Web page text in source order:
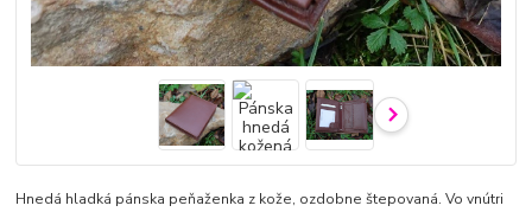
Hnedá hladká pánska peňaženka z kože, ozdobne štepovaná. Vo vnútri